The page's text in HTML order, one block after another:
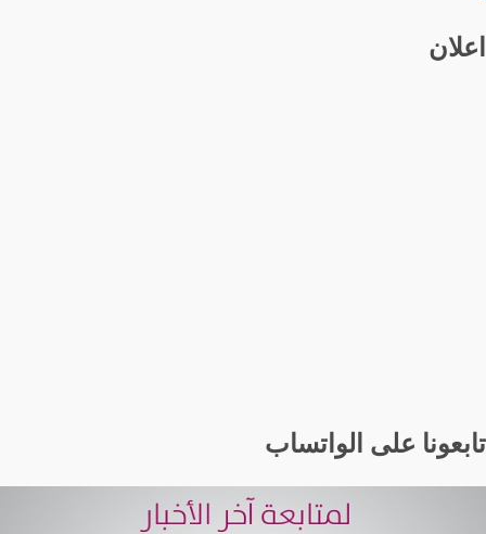
اعلان
تابعونا على الواتساب